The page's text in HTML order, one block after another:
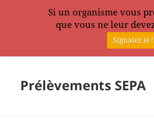
Prélèvements SEPA
Si un organisme vous
que vous ne leur
Signalez le !